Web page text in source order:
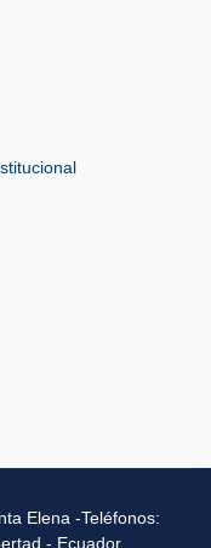
Elena -Teléfonos:
- Ecuador